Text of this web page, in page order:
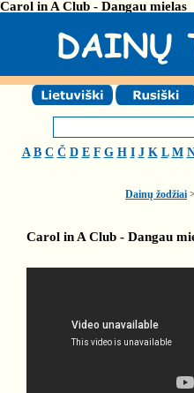
Carol in A Club - Dangau mielas
A B C Č D E F G H I J K L M
Dainų žodžiai >
Carol in A Club - Dangau